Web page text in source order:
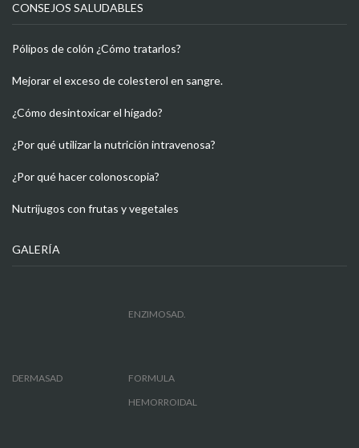
CONSEJOS SALUDABLES
Pólipos de colón ¿Cómo tratarlos?
Mejorar el exceso de colesterol en sangre.
¿Cómo desintoxicar el hígado?
¿Por qué utilizar la nutrición intravenosa?
¿Por qué hacer colonoscopia?
Nutrijugos con frutas y vegetales
GALERÍA
ENZIMOSAD.
DERMASAD
FORMULA
HEMORROIDAL